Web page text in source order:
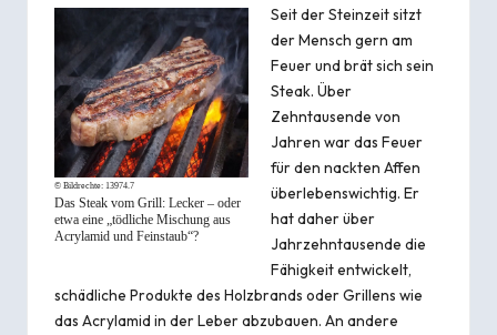
© Bildrechte: 13974.7
Das Steak vom Grill: Lecker – oder
etwa eine „tödliche Mischung aus
Acrylamid und Feinstaub“?
Seit der Steinzeit sitzt
der Mensch gern am
Feuer und brät sich sein
Steak. Über
Zehntausende von
Jahren war das Feuer
für den nackten Affen
überlebenswichtig. Er
hat daher über
Jahrzehntausende die
Fähigkeit entwickelt,
schädliche Produkte des Holzbrands oder Grillens wie
das Acrylamid in der Leber abzubauen. An andere